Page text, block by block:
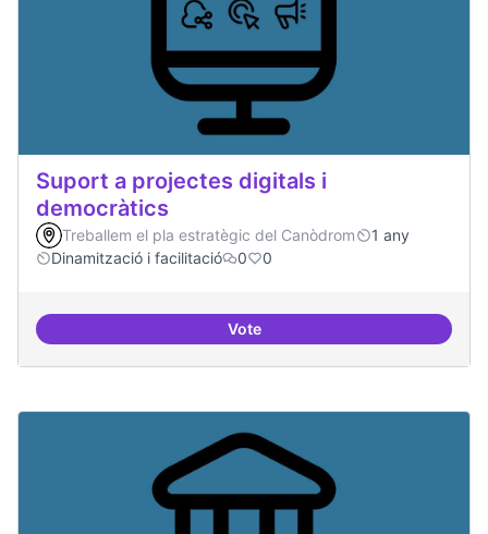
Suport a projectes digitals i
democràtics
Treballem el pla estratègic del Canòdrom
1 any
Dinamització i facilitació
0 0
VoteSuport a projectes digitals i